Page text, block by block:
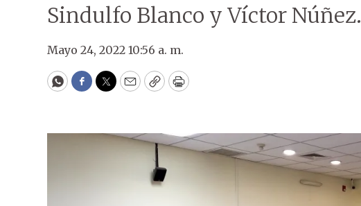
Sindulfo Blanco y Víctor Núñez.
Mayo 24, 2022 10:56 a. m.
WhatsApp
Facebook
Twitter
EmailCopyPrint